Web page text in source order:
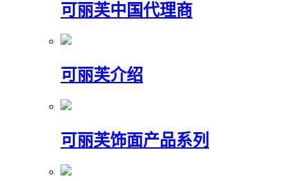
可丽芙中国代理商
可丽芙介绍
可丽芙饰面产品系列